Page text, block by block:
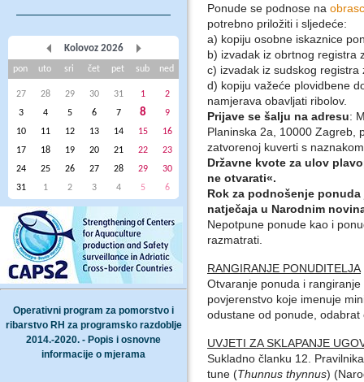
Kolovoz 2026
pon uto sri čet pet sub ned
27 28 29 30 31 1
2
3
4 5 6 7 8
9
10
11 12 13 14 15
16
17
18 19 20 21 22
23
24
25 26 27 28 29
30
31
1 2 3 4 5 6
Operativni program za pomorstvo i
ribarstvo RH za programsko razdoblje
2014.-2020. - Popis i osnovne
informacije o mjerama
Ponude se podnose na
potrebno priložiti i sljedeće:
a) kopiju osobne iskaznice
b) izvadak iz obrtnog registra
c) izvadak iz sudskog registra
d) kopiju važeće plovidbene
namjerava obavljati ribolov.
Prijave se šalju na adresu:
Planinska 2a, 10000 Zagreb,
zatvorenoj kuverti s
Državne kvote za ulov
ne otvarati«.
Rok za podnošenje
natječaja u Narodnim
Nepotpune ponude kao i
razmatrati.
RANGIRANJE PONUDITELJA
Otvaranje ponuda i
povjerenstvo koje imenuje
odustane od ponude,
UVJETI ZA SKLAPANJE
Sukladno članku 12.
tune (Thunnus thynnus)